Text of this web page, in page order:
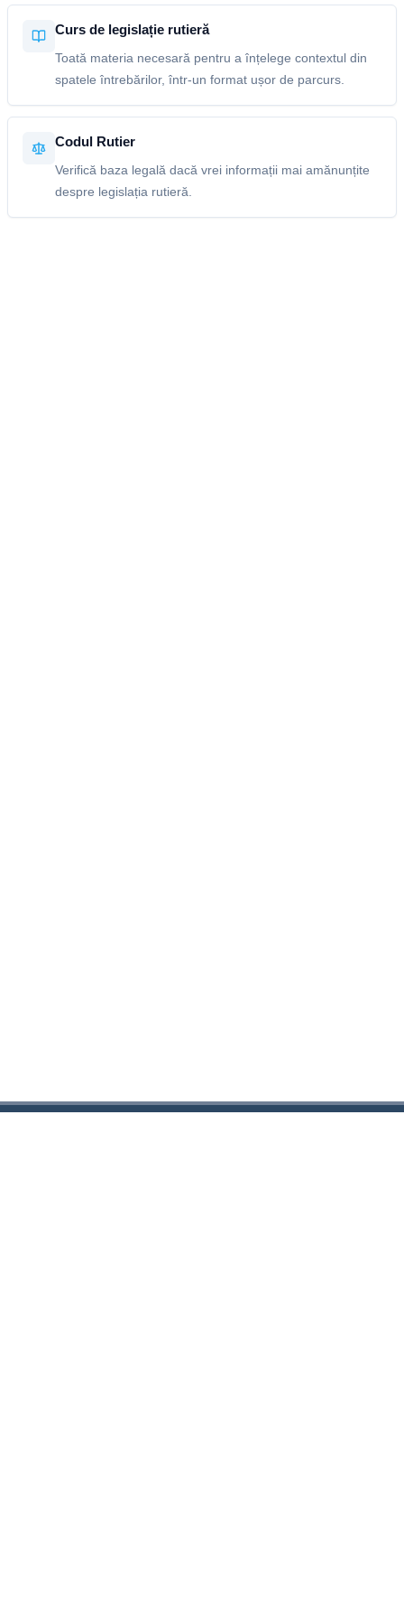
Curs de legislație rutieră
Toată materia necesară pentru a înțelege contextul din
spatele întrebărilor, într-un format ușor de parcurs.
Codul Rutier
Verifică baza legală dacă vrei informații mai amănunțite
despre legislația rutieră.